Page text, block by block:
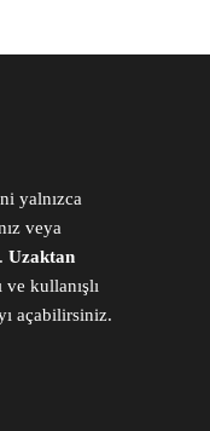
yalnızca
veya
Uzaktan
ve kullanışlı
açabilirsiniz.